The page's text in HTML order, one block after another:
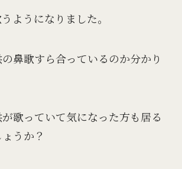
ようになりました。
鼻歌すら合っているのか分かり
歌っていて気になった方も居る
うか？